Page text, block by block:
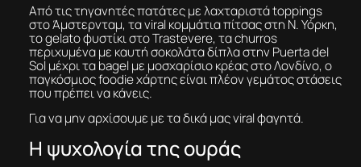
Από τις τηγανητές πατάτες με λαχταριστά toppings
στο Άμστερνταμ, τα viral κομμάτια πίτσας στη Ν. Υόρκη,
το gelato φυστίκι στο Trastevere, τα churros
περιχυμένα με καυτή σοκολάτα δίπλα στην Puerta del
Sol μέχρι τα bagel με μοσχαρίσιο κρέας στο Λονδίνο, ο
παγκόσμιος foodie χάρτης είναι πλέον γεμάτος στάσεις
που πρέπει να κάνεις.
Για να μην αρχίσουμε με τα δικά μας viral φαγητά.
Η ψυχολογία της ουράς